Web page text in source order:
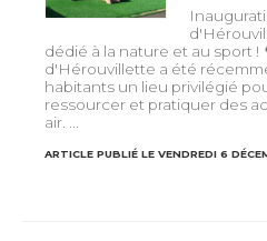
dédié à la nature et au sport !
d'Hérouvillette a été
habitants un lieu privilégié
ressourcer et pratiquer des
air. ...
ARTICLE PUBLIÉ LE VENDREDI 6